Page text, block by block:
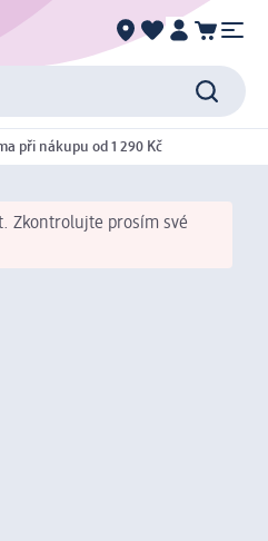
při nákupu od 1 290 Kč
Zkontrolujte prosím své